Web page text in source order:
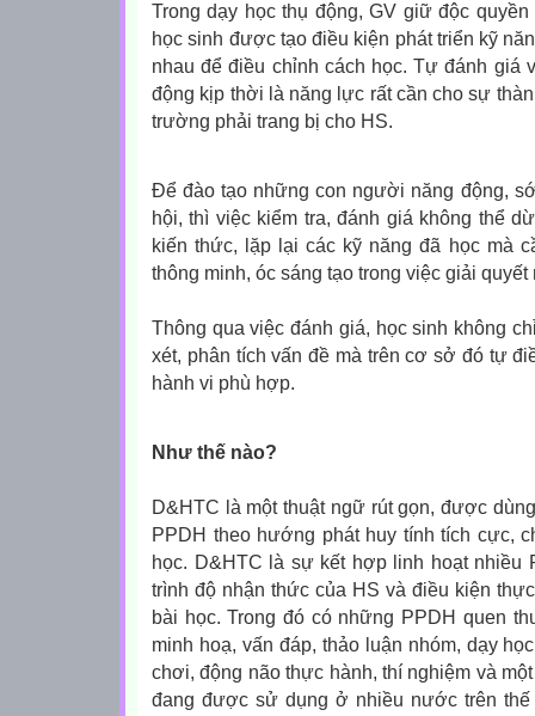
Trong dạy học thụ động, GV giữ độc
học sinh được tạo điều kiện phát triển kỹ
nhau để điều chỉnh cách học. Tự đánh giá
động kịp thời là năng lực rất cần cho sự
trường phải trang bị cho HS.
Để đào tạo những con người năng động,
hội, thì việc kiểm tra, đánh giá không thể
kiến thức, lặp lại các kỹ năng đã học mà
thông minh, óc sáng tạo trong việc giải
Thông qua việc đánh giá, học sinh không
xét, phân tích vấn đề mà trên cơ sở đó tự
hành vi phù hợp.
Như thế nào?
D&HTC là một thuật ngữ rút gọn, được
PPDH theo hướng phát huy tính tích cực,
học. D&HTC là sự kết hợp linh hoạt nhiều
trình độ nhận thức của HS và điều kiện
bài học. Trong đó có những PPDH quen
minh hoạ, vấn đáp, thảo luận nhóm, dạy
chơi, động não thực hành, thí nghiệm và
đang được sử dụng ở nhiều nước trên